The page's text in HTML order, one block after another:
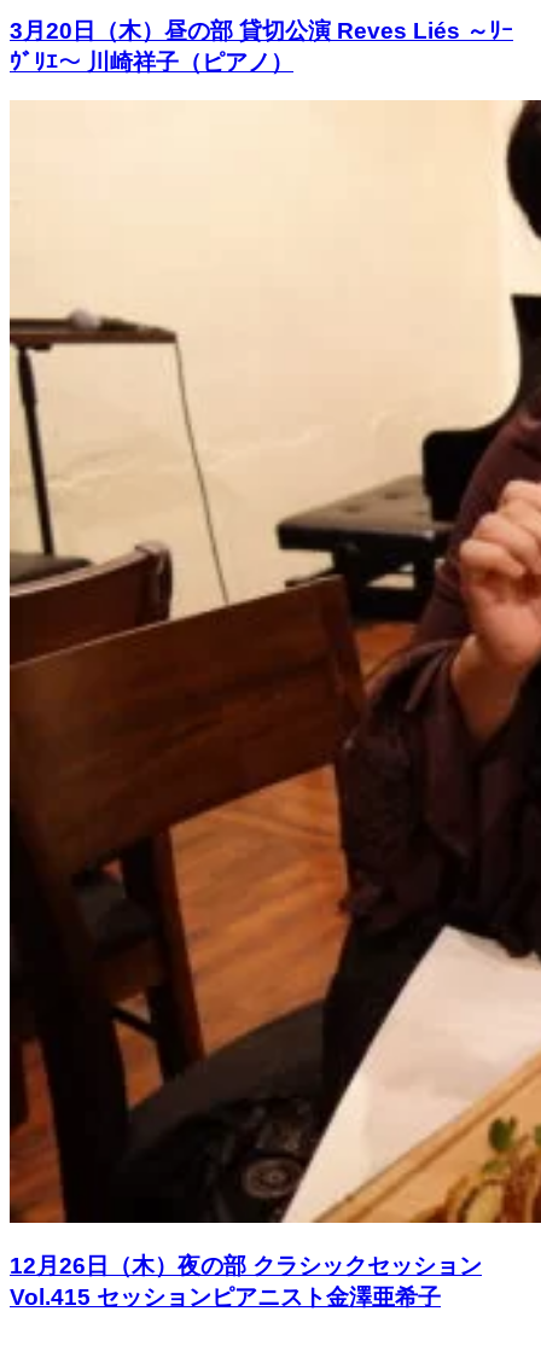
3月20日（木）昼の部 貸切公演 Reves Liés ～ﾘｰ
ｳﾞﾘｴ～ 川崎祥子（ピアノ）
12月26日（木）夜の部 クラシックセッション
Vol.415 セッションピアニスト金澤亜希子